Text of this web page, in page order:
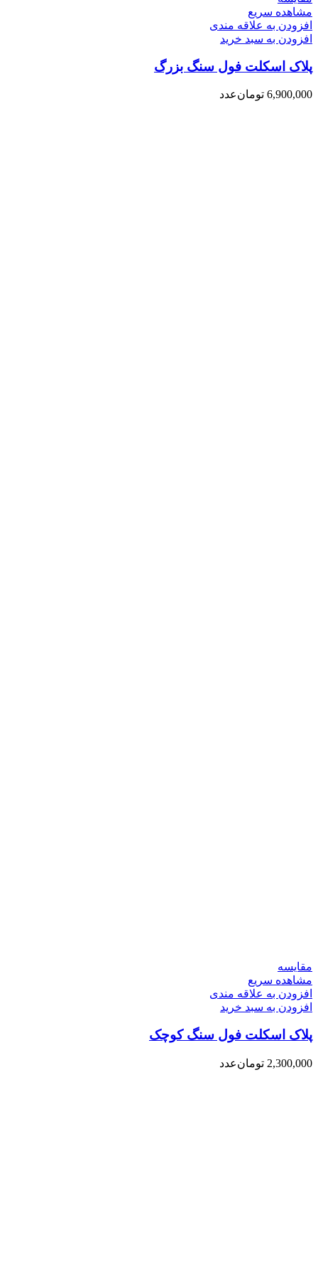
مشاهده سریع
افزودن به علاقه مندی
افزودن به سبد خرید
پلاک اسکلت فول سنگ بزرگ
6,900,000 تومانعدد
مقایسه
مشاهده سریع
افزودن به علاقه مندی
افزودن به سبد خرید
پلاک اسکلت فول سنگ کوچک
2,300,000 تومانعدد